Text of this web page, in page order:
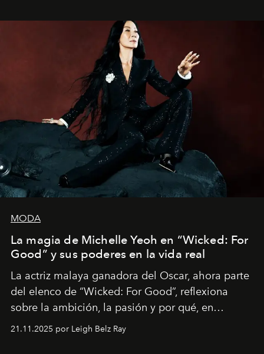
dirigida por Maggie Gyllenhaal.
MODA
La magia de Michelle Yeoh en “Wicked: For
Good” y sus poderes en la vida real
La actriz malaya ganadora del Oscar, ahora parte
del elenco de “Wicked: For Good”, reflexiona
sobre la ambición, la pasión y por qué, en
ocasiones, la introspección puede esperar. “Es
21.11.2025 por Leigh Belz Ray